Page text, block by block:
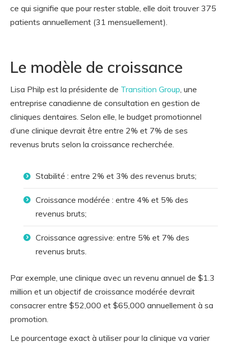
ce qui signifie que pour rester stable, elle doit trouver 375
patients annuellement (31 mensuellement).
Le modèle de croissance
Lisa Philp est la présidente de Transition Group, une
entreprise canadienne de consultation en gestion de
cliniques dentaires. Selon elle, le budget promotionnel
d’une clinique devrait être entre 2% et 7% de ses
revenus bruts selon la croissance recherchée.
Stabilité : entre 2% et 3% des revenus bruts;
Croissance modérée : entre 4% et 5% des
revenus bruts;
Croissance agressive: entre 5% et 7% des
revenus bruts.
Par exemple, une clinique avec un revenu annuel de $1.3
million et un objectif de croissance modérée devrait
consacrer entre $52,000 et $65,000 annuellement à sa
promotion.
Le pourcentage exact à utiliser pour la clinique va varier